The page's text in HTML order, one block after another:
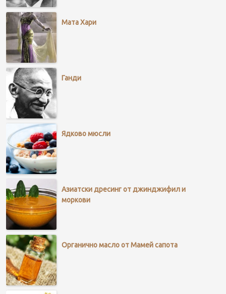
Мата Хари
Ганди
Ядково мюсли
Азиатски дресинг от джинджифил и
моркови
Органично масло от Мамей сапота